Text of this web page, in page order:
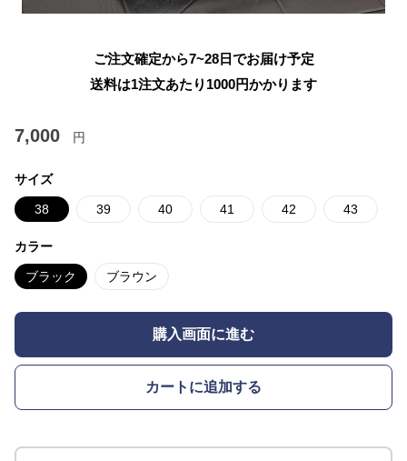
ご注文確定から7~28日でお届け予定
送料は1注文あたり 1000円かかります
7,000 円
サイズ
38 39 40 41 42 43
カラー
ブラック ブラウン
購入画面に進む
カートに追加する